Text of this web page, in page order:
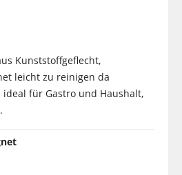
Kunststoffgeflecht,
leicht zu reinigen da
für Gastro und Haushalt,